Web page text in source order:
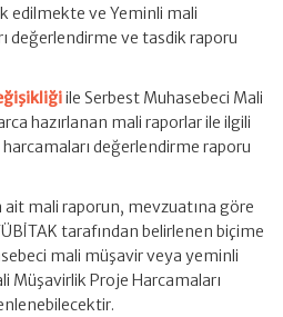
edilmekte ve Yeminli mali
değerlendirme ve tasdik raporu
ile Serbest Muhasebeci Mali
hazırlanan mali raporlar ile ilgili
değerlendirme raporu
ait mali raporun, mevzuatına göre
tarafından belirlenen biçime
mali müşavir veya yeminli
Müşavirlik Proje Harcamaları